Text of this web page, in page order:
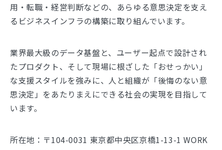
用・転職・経営判断などの、あらゆる意思決定を支え
るビジネスインフラの構築に取り組んでいます。
業界最大級のデータ基盤と、ユーザー起点で設計され
たプロダクト、そして現場に根ざした「おせっかい」
な支援スタイルを強みに、人と組織が「後悔のない意
思決定」をあたりまえにできる社会の実現を目指して
います。
所在地：〒104-0031 東京都中央区京橋1-13-1 WORK